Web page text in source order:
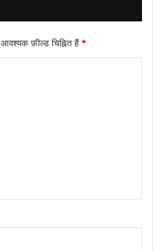
आवश्यक फ़ील्ड चिह्नित हैं *